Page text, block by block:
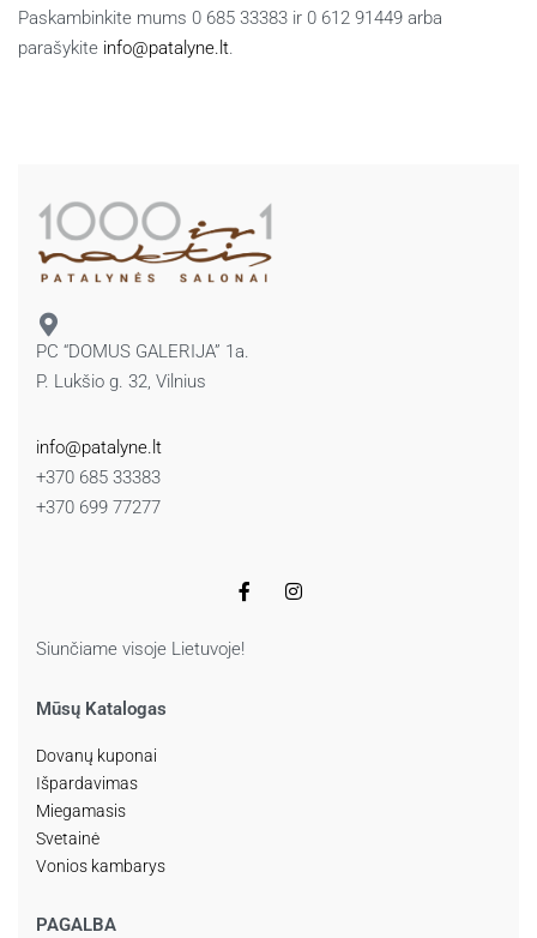
Paskambinkite mums 0 685 33383 ir 0 612 91449 arba
parašykite info@patalyne.lt
PC “DOMUS GALERIJA” 1a.
P. Lukšio g. 32, Vilnius
info@patalyne.lt
+370 685 33383
+370 699 77277
Siunčiame visoje Lietuvoje!
Mūsų Katalogas
Dovanų kuponai
Išpardavimas
Miegamasis
Svetainė
Vonios kambarys
PAGALBA